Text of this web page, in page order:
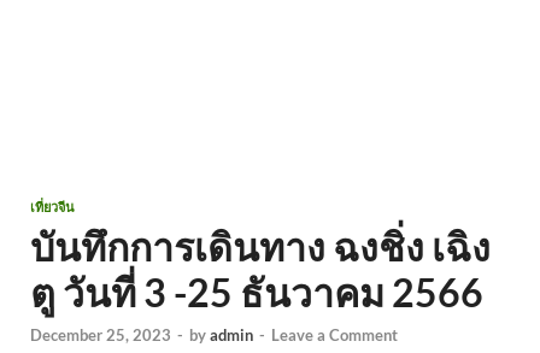
เที่ยวจีน
บันทึกการเดินทาง ฉงชิ่ง เฉิง
ตู วันที่ 3 -25 ธันวาคม 2566
December 25, 2023 - byadmin - Leave a Comment